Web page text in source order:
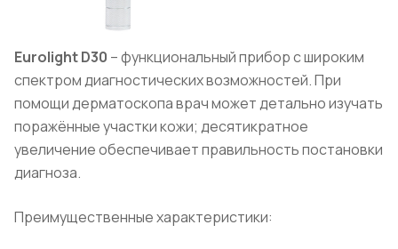
EurolightD30 – функциональный прибор с широким
спектром диагностических возможностей. При
помощи дерматоскопа врач может детально изучать
поражённые участки кожи; десятикратное
увеличение обеспечивает правильность постановки
диагноза.
Преимущественные характеристики: